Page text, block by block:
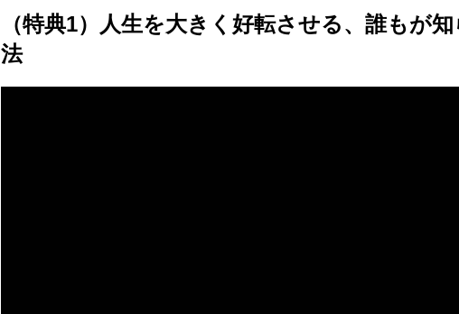
（特典1）人生を大きく好転させる、誰もが
法